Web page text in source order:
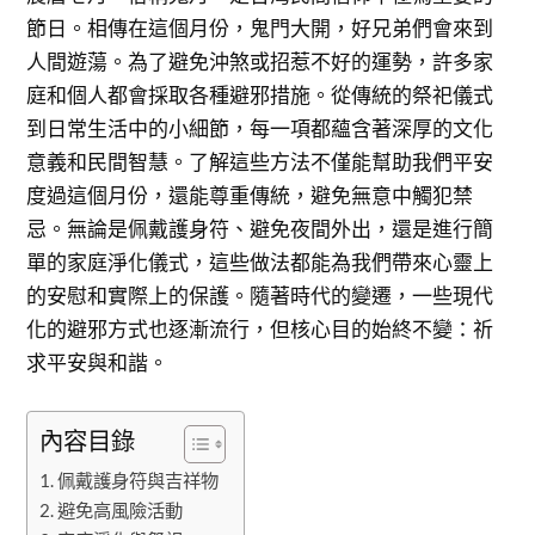
節日。相傳在這個月份，鬼門大開，好兄弟們會來到
人間遊蕩。為了避免沖煞或招惹不好的運勢，許多家
庭和個人都會採取各種避邪措施。從傳統的祭祀儀式
到日常生活中的小細節，每一項都蘊含著深厚的文化
意義和民間智慧。了解這些方法不僅能幫助我們平安
度過這個月份，還能尊重傳統，避免無意中觸犯禁
忌。無論是佩戴護身符、避免夜間外出，還是進行簡
單的家庭淨化儀式，這些做法都能為我們帶來心靈上
的安慰和實際上的保護。隨著時代的變遷，一些現代
化的避邪方式也逐漸流行，但核心目的始終不變：祈
求平安與和諧。
內容目錄
佩戴護身符與吉祥物
避免高風險活動